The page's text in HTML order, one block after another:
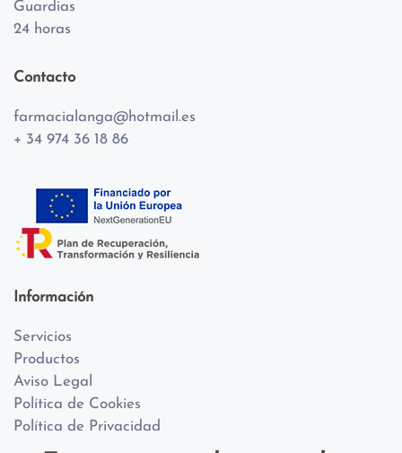
Guardias
24 horas
Contacto
farmacialanga@hotmail.es
+ 34 974 36 18 86
Información
Servicios
Productos
Aviso Legal
Política de Cookies
Política de Privacidad